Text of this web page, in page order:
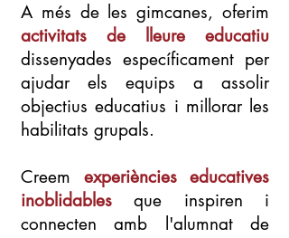
A més de les gimcanes, oferim
activitats de lleure educatiu
dissenyades específicament per
ajudar els equips a assolir
objectius educatius i millorar les
habilitats grupals.
Creem experiències educatives
inoblidables que inspiren i
connecten amb l'alumnat de